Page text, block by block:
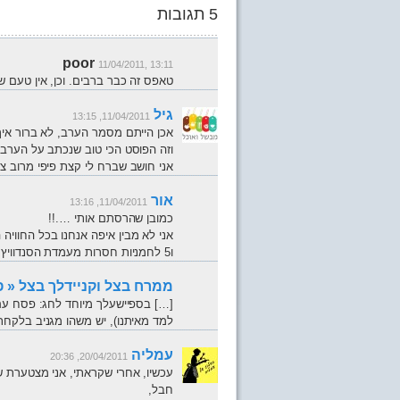
5 תגובות
poor 11/04/2011, 13:11
טאפס זה כבר ברבים. וכן, אין טעם
גיל 11/04/2011, 13:15
אכן הייתם מסמר הערב, לא ברור
וזה הפוסט הכי טוב שנכתב על
אני חושב שברח לי קצת פיפי מרוב
אור 11/04/2011, 13:16
כמובן שהרסתם אותי ….!!
אני לא מבין איפה אנחנו בכל
ו5 לחמניות חסרות מעמדת הסנדוויץ הטוניסאי ?
ממרח בצל וקניידלך בצל «
[…] בספיישעלך מיוחד לחג: פסח
למד מאיתנו), יש משהו מגניב
עמליה 20/04/2011, 20:36
עכשיו, אחרי שקראתי, אני מצטערת
חבל,